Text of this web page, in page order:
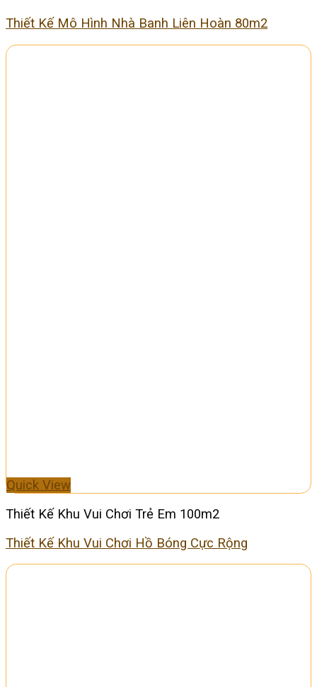
Thiết Kế Mô Hình Nhà Banh Liên Hoàn 80m2
Quick View
Thiết Kế Khu Vui Chơi Trẻ Em 100m2
Thiết Kế Khu Vui Chơi Hồ Bóng Cực Rộng